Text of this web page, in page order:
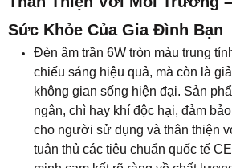
Khác với các loại đèn huỳnh
âm trần không phát ra tia cực tím
ngoại (IR), giúp bảo vệ da và thị
biệt là trẻ nhỏ và người cao tuổi –
bị ảnh hưởng bởi ánh sáng nhân
tính nhẹ dịu, gần với ánh sáng tự
giảm mỏi mắt và mang lại cảm
dụng lâu dài.
Không chỉ mang lại lợi ích cho